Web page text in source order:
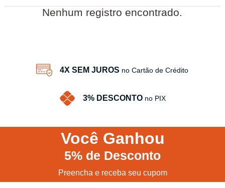
Nenhum registro encontrado.
4X SEM JUROS no Cartão de Crédito
3% DESCONTO no PIX
Você Ganhou
5% de Desconto
Preencha e receba seu cupom